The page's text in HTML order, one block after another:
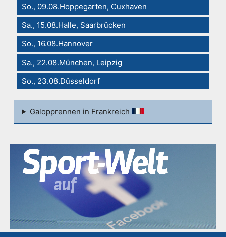
So., 09.08.Hoppegarten, Cuxhaven
Sa., 15.08.Halle, Saarbrücken
So., 16.08.Hannover
Sa., 22.08.München, Leipzig
So., 23.08.Düsseldorf
Galopprennen in Frankreich